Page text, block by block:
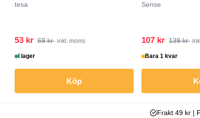
tesa
53 kr 69 kr inkl. moms
I lager
Köp
Sense
107 kr 139 kr
Bara 1 kvar
Frakt 49 kr |